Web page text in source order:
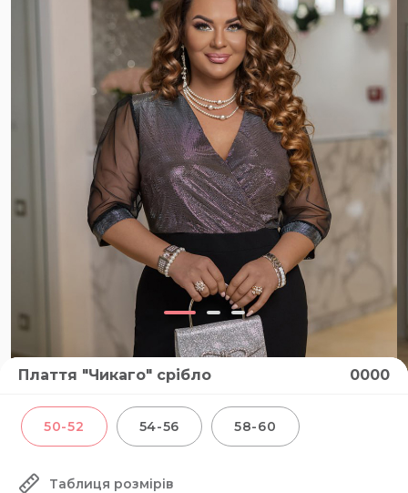
Плаття "Чикаго" срібло 0000
50-52 54-56 58-60
Таблиця розмірів